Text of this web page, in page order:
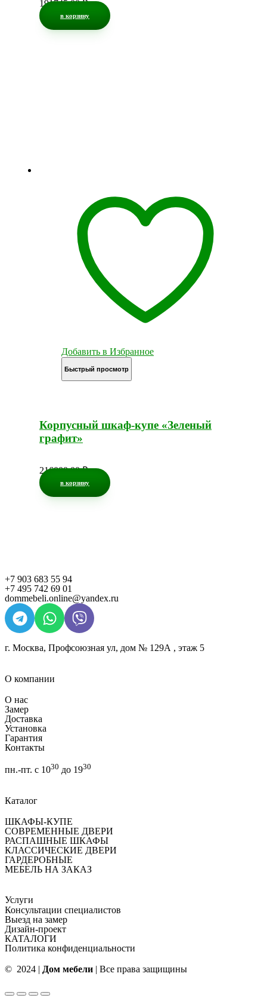
191745,00₽
в корзину
Добавить в Избранное
Быстрый просмотр
Корпусный шкаф-купе «Зеленый
графит»
216000,00₽
в корзину
+7 903 683 55 94
+7 495 742 69 01
dommebeli.online@yandex.ru
г. Москва, Профсоюзная ул, дом № 129А , этаж 5
О компании
О нас
Замер
Доставка
Установка
Гарантия
Контакты
пн.-пт. с 1030 до 1930
Каталог
ШКАФЫ-КУПЕ
СОВРЕМЕННЫЕ ДВЕРИ
РАСПАШНЫЕ ШКАФЫ
КЛАССИЧЕСКИЕ ДВЕРИ
ГАРДЕРОБНЫЕ
МЕБЕЛЬ НА ЗАКАЗ
Услуги
Консультации специалистов
Выезд на замер
Дизайн-проект
КАТАЛОГИ
Политика конфиденциальности
© 2024 | Дом мебели | Все права защищины